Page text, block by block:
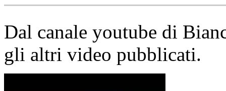
Dal canale youtube di
gli altri video pubblicati.